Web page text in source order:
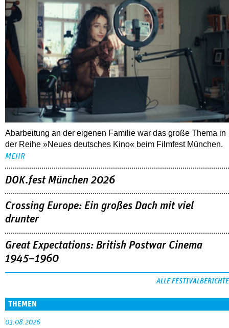
Abarbeitung an der eigenen Familie war das große Thema in
der Reihe »Neues deutsches Kino« beim Filmfest München.
MEHR
DOK.fest München 2026
Crossing Europe: Ein großes Dach mit viel
drunter
Great Expectations: British Postwar Cinema
1945–1960
ALLE FESTIVALBERICHTE
THEMEN
03.08.2026